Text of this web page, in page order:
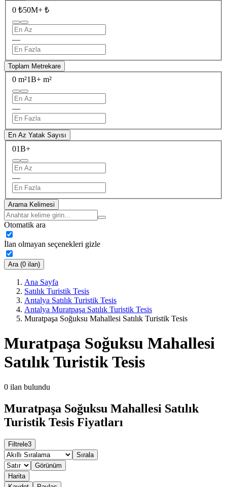
0 ₺50M+ ₺
—
Toplam Metrekare
0 m²1B+ m²
—
En Az Yatak Sayısı
01B+
—
Arama Kelimesi
Otomatik ara
İlan olmayan seçenekleri gizle
Ara (0 ilan)
Ana Sayfa
Satılık Turistik Tesis
Antalya Satılık Turistik Tesis
Antalya Muratpaşa Satılık Turistik Tesis
Muratpaşa Soğuksu Mahallesi Satılık Turistik Tesis
Muratpaşa Soğuksu Mahallesi
Satılık Turistik Tesis
0 ilan bulundu
Muratpaşa Soğuksu Mahallesi Satılık
Turistik Tesis Fiyatları
Filtrele3
Sırala
Görünüm
Harita